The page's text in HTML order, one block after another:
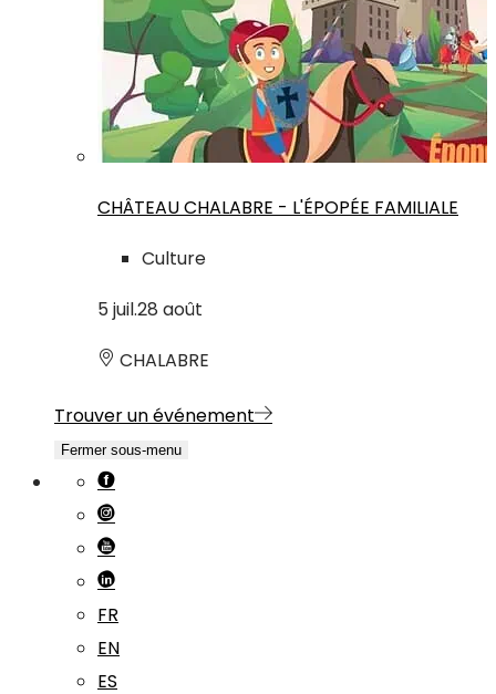
CHÂTEAU CHALABRE - L'ÉPOPÉE FAMILIALE
Culture
5 juil.28 août
CHALABRE
Trouver un événement
Fermer sous-menu
FR
EN
ES